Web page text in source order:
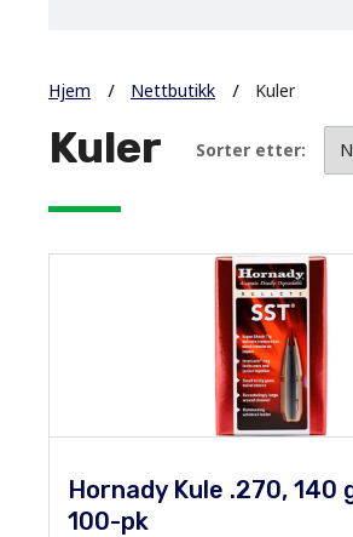
Hjem Nettbutikk Kuler
Kuler Sorter etter:
Hornady Kule .270, 140
100-pk